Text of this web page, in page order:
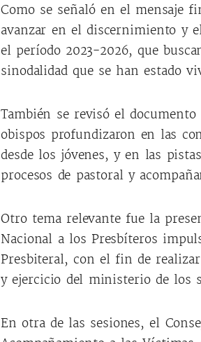
Como se señaló en el mensaje
avanzar en el discernimiento y
el período 2023-2026, que
sinodalidad que se han estado
También se revisó el
obispos profundizaron en las
desde los jóvenes, y en las
procesos de pastoral y
Otro tema relevante fue la
Nacional a los Presbíteros
Presbiteral, con el fin de
y ejercicio del ministerio de los
En otra de las sesiones, el